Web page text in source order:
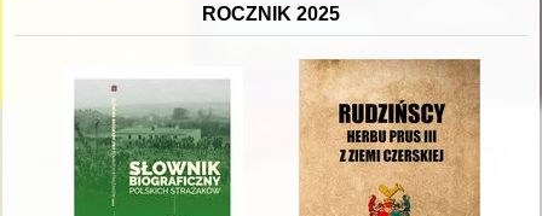
ROCZNIK 2025